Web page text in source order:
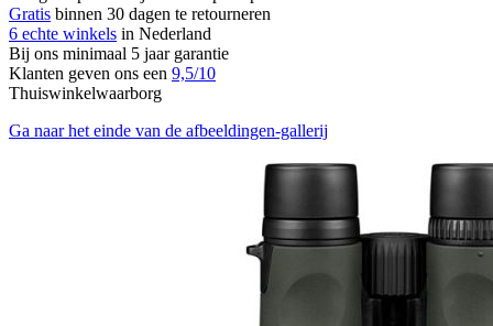
Gratis binnen 30 dagen te retourneren
6 echte winkels in Nederland
Bij ons minimaal 5 jaar garantie
Klanten geven ons een 9,5/10
Thuiswinkelwaarborg
Ga naar het einde van de afbeeldingen-gallerij